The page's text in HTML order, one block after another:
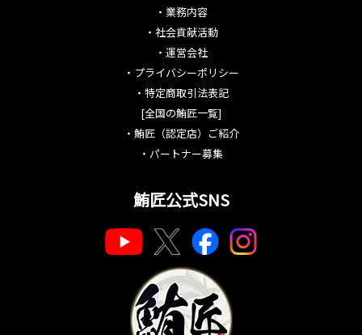
・ 業務内容
・ 社会貢献活動
・ 運営会社
・ プライバシーポリシー
・ 特定商取引法表記
[全国の鮪匠一覧]
・ 鮪匠（認定店）ご紹介
・ パートナー募集
鮪匠公式SNS